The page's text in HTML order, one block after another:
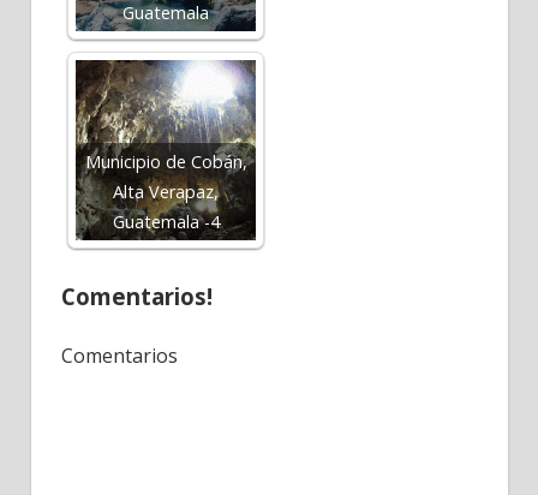
Guatemala
Municipio de Cobán,
Alta Verapaz,
Guatemala -4
Comentarios!
Comentarios